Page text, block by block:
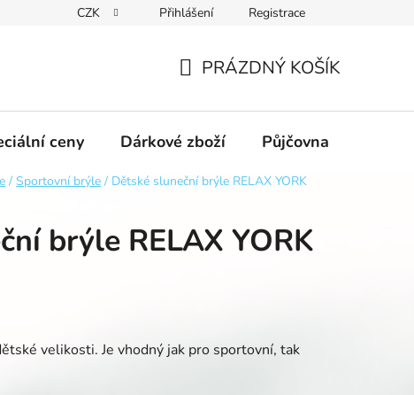
údajů GDPR Formulář pro odstoupení od kupní smlouvy
CZK Přihlášení Registrace
KOŠÍK
PRÁZDNÝ KOŠÍK
ceny Dárkové zboží Půjčovna
/ Sportovní brýle / Dětské sluneční brýle RELAX YORK
brýle RELAX YORK
velikosti. Je vhodný jak pro sportovní, tak